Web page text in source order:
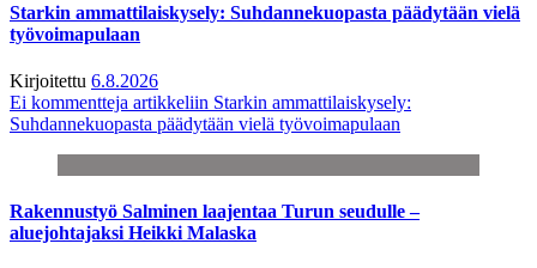
Starkin ammattilaiskysely: Suhdannekuopasta päädytään vielä
työvoimapulaan
Kirjoitettu 6.8.2026
Ei kommentteja artikkeliin Starkin ammattilaiskysely:
Suhdannekuopasta päädytään vielä työvoimapulaan
Rakennustyö Salminen laajentaa Turun seudulle –
aluejohtajaksi Heikki Malaska